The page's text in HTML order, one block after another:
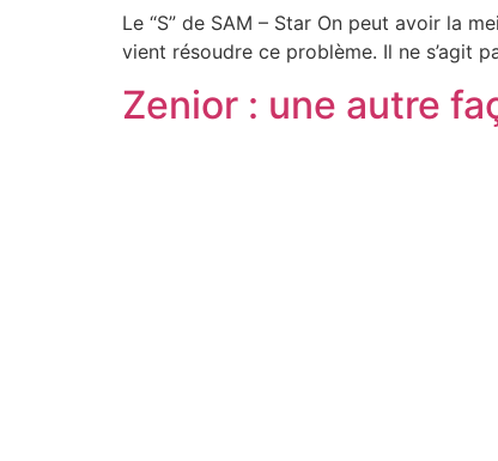
Le “S” de SAM – Star On peut avoir la
vient résoudre ce problème. Il ne s’agit
Zenior : une autre